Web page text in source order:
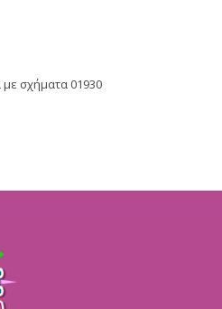
σχήματα 01930